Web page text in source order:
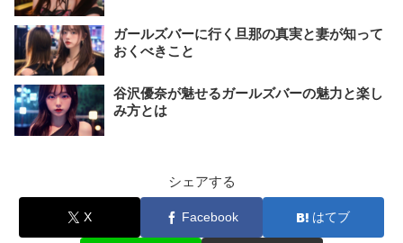
ガールズバーに行く旦那の真実と妻が知って
おくべきこと
谷沢優奈が魅せるガールズバーの魅力と楽し
み方とは
シェアする
X Facebook はてブ